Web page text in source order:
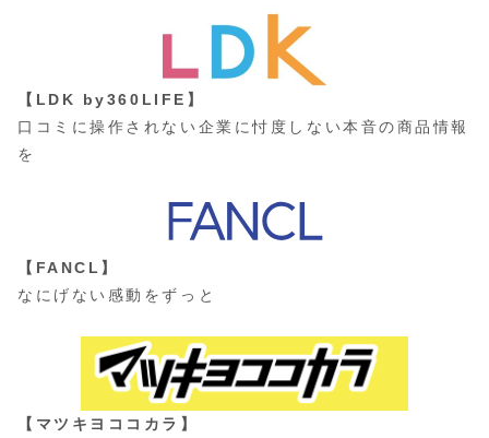
【LDK by360LIFE】
口コミに操作されない企業に忖度しない本音の商品情報
を
【FANCL】
なにげない感動をずっと
【マツキヨココカラ】